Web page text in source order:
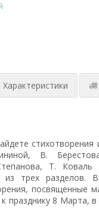
Характеристики
стихотворения
В.
Т. Коваль
из трех разделов.
посвященные
празднику 8 Марта,